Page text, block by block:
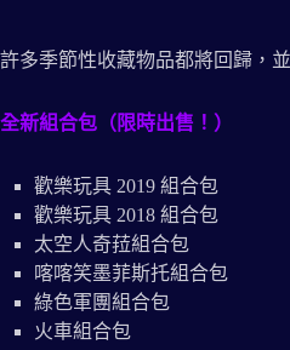
許多季節性收藏物品都將回歸，
全新組合包（限時出售！）
歡樂玩具 2019 組合包
歡樂玩具 2018 組合包
太空人奇菈組合包
喀喀笑墨菲斯托組合包
綠色軍團組合包
火車組合包